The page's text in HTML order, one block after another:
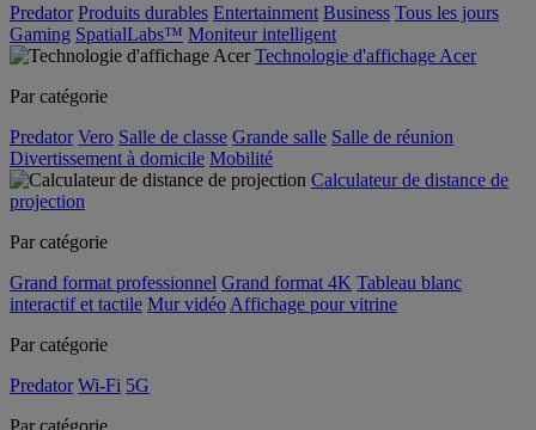
Predator Produits durables Entertainment Business Tous les jours
Gaming SpatialLabs™ Moniteur intelligent
Technologie d'affichage Acer
Par catégorie
Predator Vero Salle de classe Grande salle Salle de réunion
Divertissement à domicile Mobilité
Calculateur de distance de
projection
Par catégorie
Grand format professionnel Grand format 4K Tableau blanc
interactif et tactile Mur vidéo Affichage pour vitrine
Par catégorie
Predator Wi-Fi 5G
Par catégorie